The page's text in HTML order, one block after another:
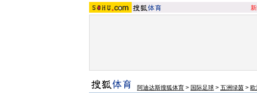
阿迪达斯搜狐体育 > 国际足球 > 五洲绿茵 >